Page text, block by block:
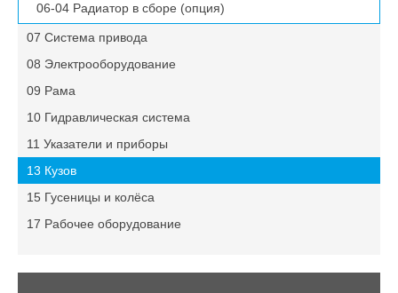
06-04 Радиатор в сборе (опция)
07 Система привода
08 Электрооборудование
09 Рама
10 Гидравлическая система
11 Указатели и приборы
13 Кузов
15 Гусеницы и колёса
17 Рабочее оборудование